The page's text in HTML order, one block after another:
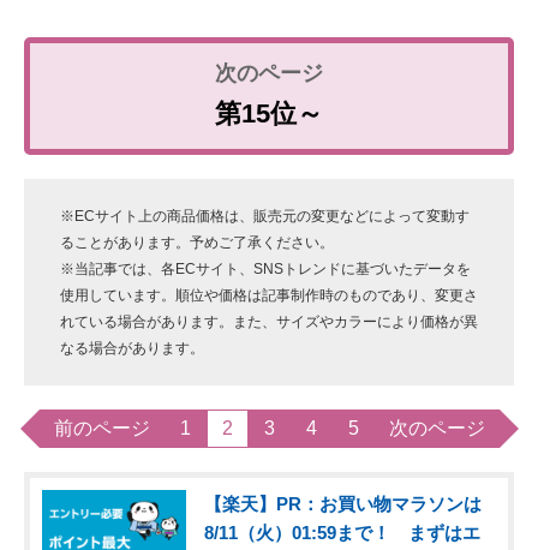
第15位～
※ECサイト上の商品価格は、販売元の変更などによって変動す
ることがあります。予めご了承ください。
※当記事では、各ECサイト、SNSトレンドに基づいたデータを
使用しています。順位や価格は記事制作時のものであり、変更さ
れている場合があります。また、サイズやカラーにより価格が異
なる場合があります。
前のページ 1 2 3 4 5 次のページ
【楽天】PR：お買い物マラソンは
8/11（火）01:59まで！ まずはエ